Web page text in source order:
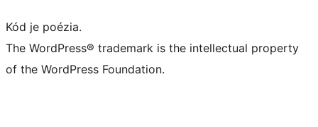
Kód je poézia.
The WordPress® trademark is the intellectual property
of the WordPress Foundation.